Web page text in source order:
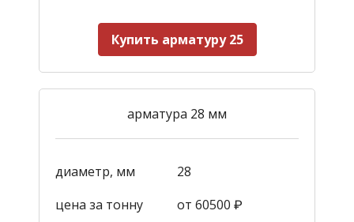
Купить арматуру 25
арматура 28 мм
диаметр, мм
28
цена за тонну
от 60500 ₽